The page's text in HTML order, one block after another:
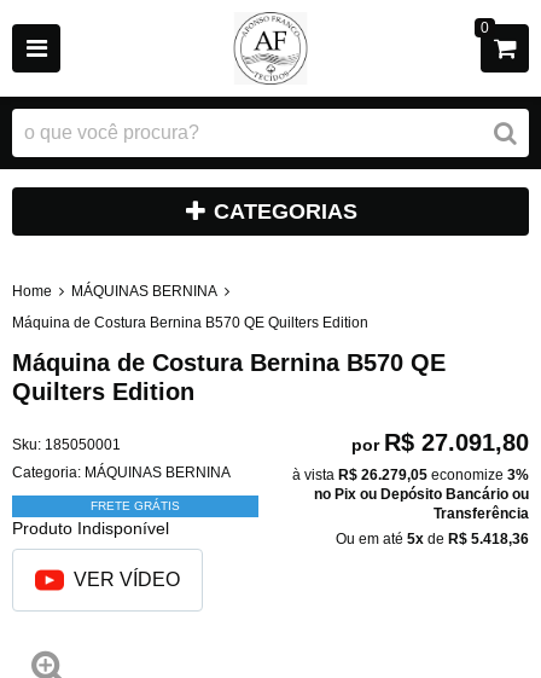
0
CATEGORIAS
Home
MÁQUINAS BERNINA
Máquina de Costura Bernina B570 QE Quilters Edition
Máquina de Costura Bernina B570 QE
Quilters Edition
Sku: 185050001
Categoria: MÁQUINAS BERNINA
FRETE GRÁTIS
Produto Indisponível
por R$ 27.091,80
à vista R$ 26.279,05 economize 3%
no Pix ou Depósito Bancário ou
Transferência
Ou em até 5x de R$ 5.418,36
VER VÍDEO